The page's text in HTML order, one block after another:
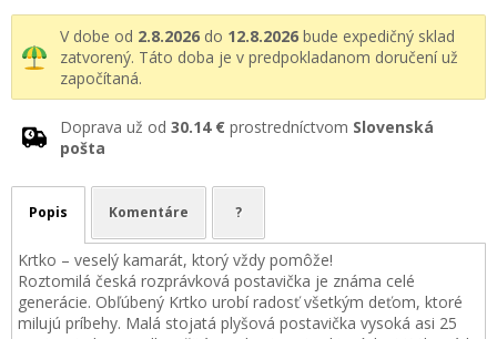
V dobe od 2.8.2026 do 12.8.2026 bude expedičný sklad
zatvorený. Táto doba je v predpokladanom doručení už
započítaná.
Doprava už od 30.14 € prostredníctvom Slovenská
pošta
Popis Komentáre ?
Krtko – veselý kamarát, ktorý vždy pomôže!
Roztomilá česká rozprávková postavička je známa celé
generácie. Obľúbený Krtko urobí radosť všetkým deťom, ktoré
milujú príbehy. Malá stojatá plyšová postavička vysoká asi 25